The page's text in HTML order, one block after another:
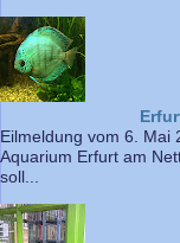
Eilmeldung vom 6.
Aquarium Erfurt am
soll...